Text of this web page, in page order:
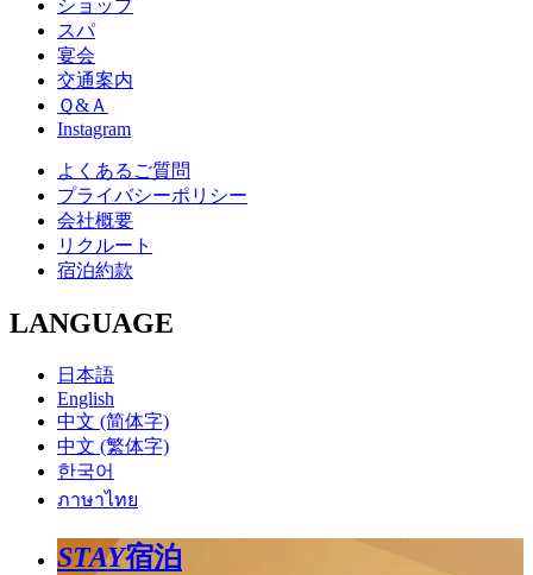
ショップ
スパ
宴会
交通案内
Ｑ&Ａ
Instagram
よくあるご質問
プライバシーポリシー
会社概要
リクルート
宿泊約款
LANGUAGE
日本語
English
中文 (简体字)
中文 (繁体字)
한국어
ภาษาไทย
STAY宿泊